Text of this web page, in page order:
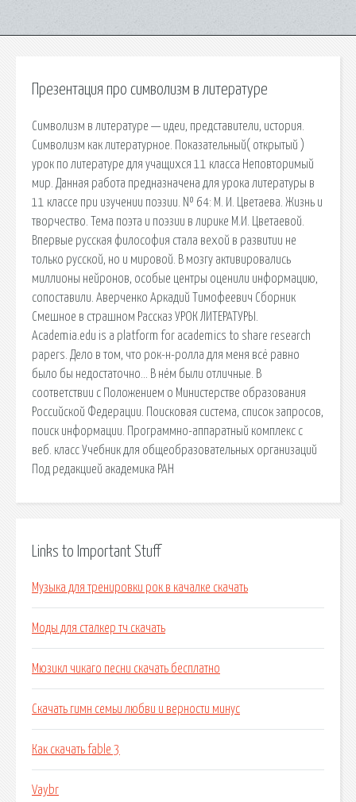
Презентация про символизм в литературе
Символизм в литературе — идеи, представители, история.
Символизм как литературное. Показательный( открытый )
урок по литературе для учащихся 11 класса Неповторимый
мир. Данная работа предназначена для урока литературы в
11 классе при изучении поэзии. № 64: М. И. Цветаева. Жизнь и
творчество. Тема поэта и поэзии в лирике М.И. Цветаевой.
Впервые русская философия стала вехой в развитии не
только русской, но и мировой. В мозгу активировались
миллионы нейронов, особые центры оценили информацию,
сопоставили. Аверченко Аркадий Тимофеевич Сборник
Смешное в страшном Рассказ УРОК ЛИТЕРАТУРЫ.
Academia.edu is a platform for academics to share research
papers. Дело в том, что рок-н-ролла для меня всё равно
было бы недостаточно… В нём были отличные. В
соответствии с Положением о Министерстве образования
Российской Федерации. Поисковая сиcтема, список запросов,
поиск информации. Программно-аппаратный комплекс с
веб. класс Учебник для общеобразовательных организаций
Под редакцией академика РАН
Links to Important Stuff
Музыка для тренировки рок в качалке скачать
Моды для сталкер тч скачать
Мюзикл чикаго песни скачать бесплатно
Скачать гимн семьи любви и верности минус
Как скачать fable 3
Vaybr